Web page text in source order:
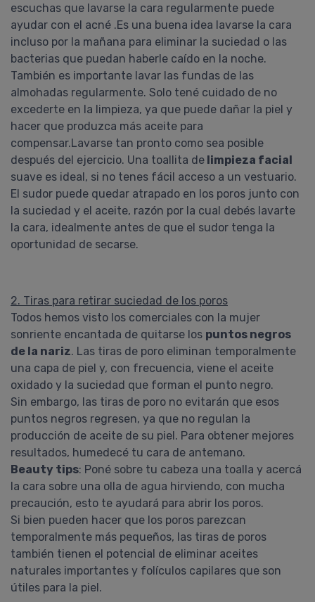
escuchas que lavarse la cara regularmente puede
ayudar con el acné .Es una buena idea lavarse la cara
incluso por la mañana para eliminar la suciedad o las
bacterias que puedan haberle caído en la noche.
También es importante lavar las fundas de las
almohadas regularmente. Solo tené cuidado de no
excederte en la limpieza, ya que puede dañar la piel y
hacer que produzca más aceite para
compensar.Lavarse tan pronto como sea posible
después del ejercicio. Una toallita de limpieza facial
suave es ideal, si no tenes fácil acceso a un vestuario.
El sudor puede quedar atrapado en los poros junto con
la suciedad y el aceite, razón por la cual debés lavarte
la cara, idealmente antes de que el sudor tenga la
oportunidad de secarse.
2. Tiras para retirar suciedad de los poros
Todos hemos visto los comerciales con la mujer
sonriente encantada de quitarse los puntos negros
de la nariz. Las tiras de poro eliminan temporalmente
una capa de piel y, con frecuencia, viene el aceite
oxidado y la suciedad que forman el punto negro.
Sin embargo, las tiras de poro no evitarán que esos
puntos negros regresen, ya que no regulan la
producción de aceite de su piel. Para obtener mejores
resultados, humedecé tu cara de antemano.
Beauty tips: Poné sobre tu cabeza una toalla y acercá
la cara sobre una olla de agua hirviendo, con mucha
precaución, esto te ayudará para abrir los poros.
Si bien pueden hacer que los poros parezcan
temporalmente más pequeños, las tiras de poros
también tienen el potencial de eliminar aceites
naturales importantes y folículos capilares que son
útiles para la piel.
Proavenal Acondicionador
Lo compré junto con el shampoo
y, la verdad, me sorprendieron
gratamente. Ambos son
excelentes! Tengo el pelo con
rulos y muy poroso y, al poco
tiempo de usarlo (alterando con
shampoo y acondicionador
hidratantes) mejoraron muchísimo
la sequedad de mi ....
COMPRAR